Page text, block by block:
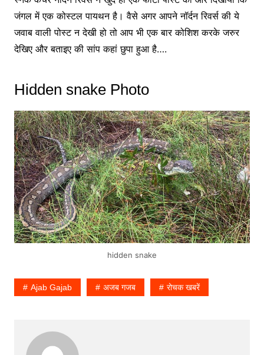
जंगल में एक कोस्टल पायथन है। वैसे अगर आपने नॉर्दन रिवर्स की ये
जवाब वाली पोस्ट न देखी हो तो आप भी एक बार कोशिश करके जरुर
देखिए और बताइए की सांप कहां छुपा हुआ है….
Hidden snake Photo
hidden snake
Ajab Gajab अजब गजब रोचक खबरें